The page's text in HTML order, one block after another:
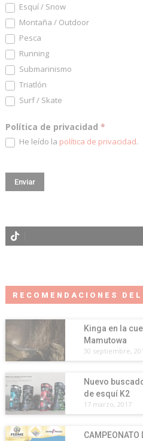
Esquí / Snow
Montaña / Outdoor
Pesca
Running
Submarinismo
Triatlón
Surf / Skate
Política de privacidad *
He leído la política de privacidad.
RECOMENDACIONES
Kinga en la
Mamutowa
30 septiembre,
Nuevo
de esquí K2
17 marzo, 2017
CAMPEONATO